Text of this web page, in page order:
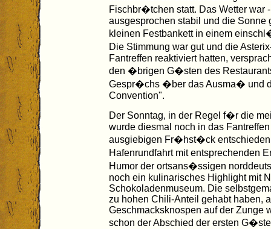
Fischbr�tchen statt. Das Wetter war
ausgesprochen stabil und die Sonne
kleinen Festbankett in einem
Die Stimmung war gut und die
Fantreffen reaktiviert hatten,
den �brigen G�sten des
Gespr�chs �ber das Ausma� und
Convention".
Der Sonntag, in der Regel f�r die
wurde diesmal noch in das
ausgiebigen Fr�hst�ck
Hafenrundfahrt mit entsprechenden
Humor der ortsans�ssigen
noch ein kulinarisches Highlight mit
Schokoladenmuseum. Die
zu hohen Chili-Anteil gehabt haben,
Geschmacksknospen auf der Zunge
schon der Abschied der ersten